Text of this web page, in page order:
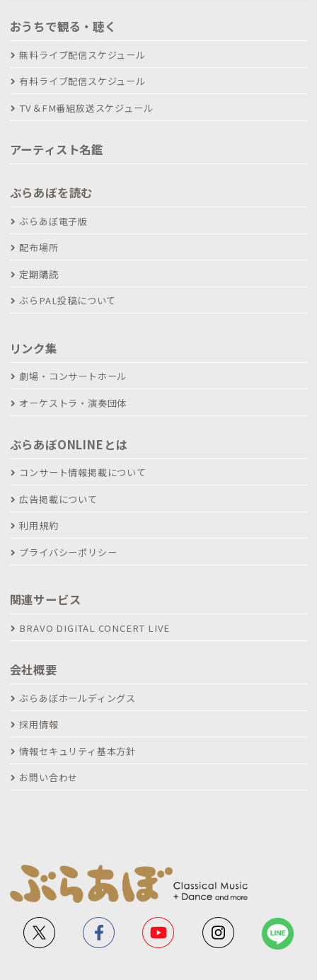
おうちで観る・聴く
無料ライブ配信スケジュール
有料ライブ配信スケジュール
TV＆FM番組放送スケジュール
アーティスト名鑑
ぶらあぼを読む
ぶらあぼ電子版
配布場所
定期購読
ぶらPAL投稿について
リンク集
劇場・コンサートホール
オーケストラ・演奏団体
ぶらあぼONLINEとは
コンサート情報掲載について
広告掲載について
利用規約
プライバシーポリシー
関連サービス
BRAVO DIGITAL CONCERT LIVE
会社概要
ぶらあぼホールディングス
採用情報
情報セキュリティ基本方針
お問い合わせ